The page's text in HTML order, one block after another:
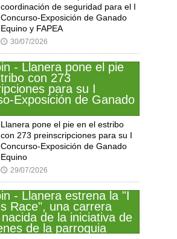
coordinación de seguridad para el I
Concurso-Exposición de Ganado
Equino y FAPEA
🕔 30/07/2026
Llanera pone el pie en el estribo
con 273 preinscripciones para su I
Concurso-Exposición de Ganado
Equino
🕔 29/07/2026